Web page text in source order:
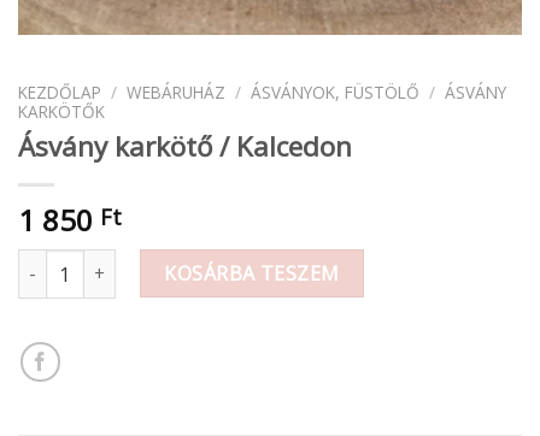
KEZDŐLAP / WEBÁRUHÁZ / ÁSVÁNYOK, FÜSTÖLŐ / ÁSVÁNY
KARKÖTŐK
Ásvány karkötő / Kalcedon
1 850 Ft
Ásvány karkötő / Kalcedon mennyiség
KOSÁRBA TESZEM